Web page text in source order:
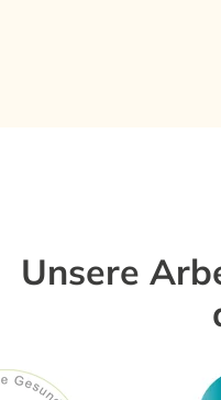
Unsere